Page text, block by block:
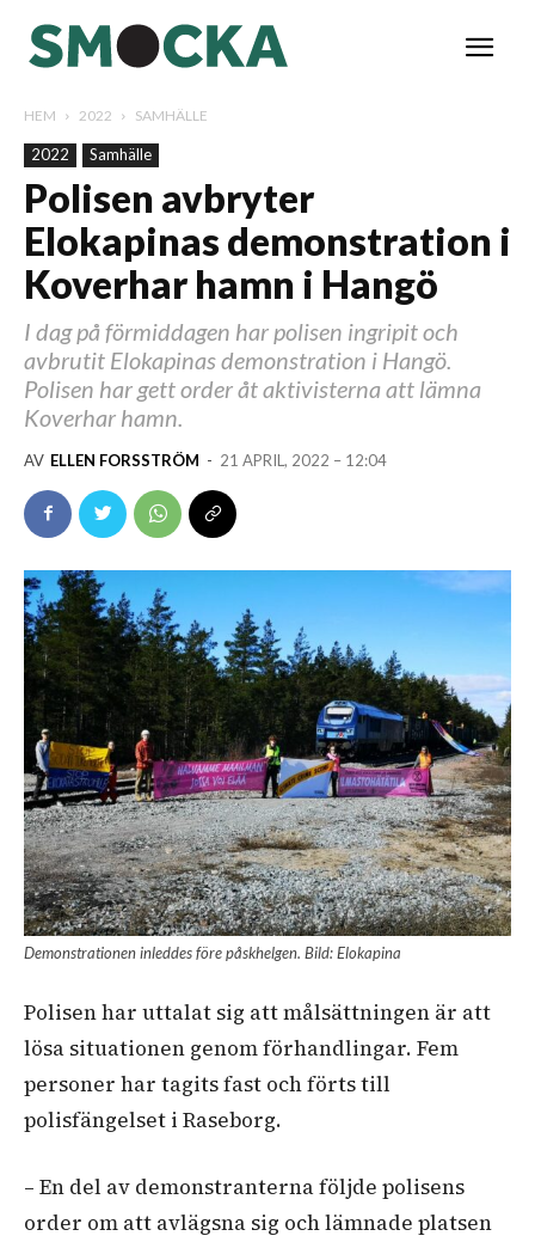
HEM 2022 SAMHÄLLE
2022 Samhälle
Polisen avbryter
Elokapinas demonstration i
Koverhar hamn i Hangö
I dag på förmiddagen har polisen ingripit och
avbrutit Elokapinas demonstration i Hangö.
Polisen har gett order åt aktivisterna att lämna
Koverhar hamn.
AV ELLEN FORSSTRÖM - 21 APRIL, 2022 – 12:04
Demonstrationen inleddes före påskhelgen. Bild: Elokapina
Polisen har uttalat sig att målsättningen är att
lösa situationen genom förhandlingar. Fem
personer har tagits fast och förts till
polisfängelset i Raseborg.
– En del av demonstranterna följde polisens
order om att avlägsna sig och lämnade platsen